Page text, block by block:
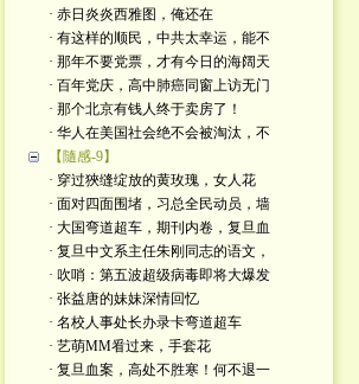
· 赤日炎炎西雅图，俺还在
· 有这样的顺民，中共太幸运，能不
· 那年不要党票，才有今日的海阔天
· 百年党庆，高中肺癌同窗上访无门
· 那个北京有钱人终于卖房了！
· 华人在美国社会绝不会被淘汰，不
【隨感-9】
· 穿过狹缝绽放的黄玫瑰，女人花
· 面对四面围堵，习总全民动员，墙
· 大国弯道超车，期刊内卷，复旦血
· 复旦中文系主任朱刚同志的语文，
· 吹哨：第五波超级病毒即将大爆发
· 张益唐的妹妹深情回忆
· 名校人事处长办录卡弯道超车
· 艺萌MM㸔过来，手套花
· 复旦血案，高处不胜寒！何不退一